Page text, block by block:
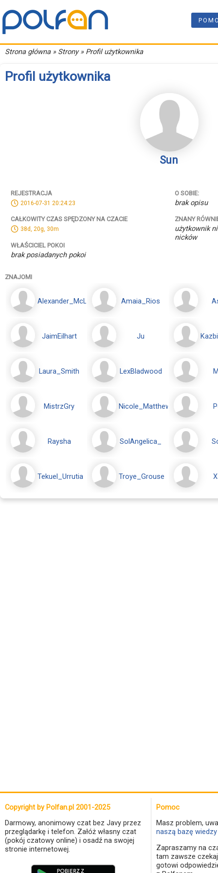
Strona główna» Strony » Profil użytkownika
Profil użytkownika
Sun
REJESTRACJA
2016-07-31 20:24:23
CAŁKOWITY CZAS SPĘDZONY NA CZACIE
38d, 20g, 30m
WŁAŚCICIEL POKOI
brak posiadanych pokoi
O SOBIE:
brak opisu
ZNANY
użytkownik
nicków
ZNAJOMI
Alexander_McLevis Amaia_Rios
JaimEilhart Ju
Laura_Smith LexBladwood
MistrzGry Nicole_Matthews
Raysha SolAngelica_
Tekuel_Urrutia Troye_Grouse
Copyright by Polfan.pl 2001-2025
Darmowy, anonimowy czat bez Javy przez
przeglądarkę i telefon. Załóż własny czat
(pokój czatowy online) i osadź na swojej
stronie internetowej.
Pomoc
Masz problem,
naszą bazę
Zapraszamy na
tam zawsze
gotowi